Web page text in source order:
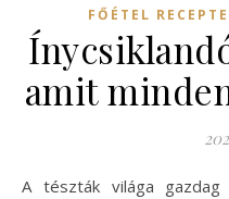
FŐÉTEL
amit
A tészták világa gazdag és sokszínű, tele ízekkel és